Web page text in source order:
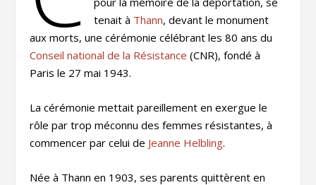
tenait à Thann, devant le monument
aux morts, une cérémonie célébrant les 80 ans du
Conseil national de la Résistance (CNR), fondé à
Paris le 27 mai 1943.
La cérémonie mettait pareillement en exergue le
rôle par trop méconnu des femmes résistantes, à
commencer par celui de Jeanne Helbling.
Née à Thann en 1903, ses parents quittèrent en